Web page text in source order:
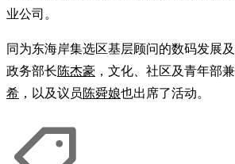
业公司。
同为东海岸集选区基层顾问的数码发展
政务部长陈杰豪 ，文化、社区及青年部
希 ，以及议员陈舜娘也出席了活动。